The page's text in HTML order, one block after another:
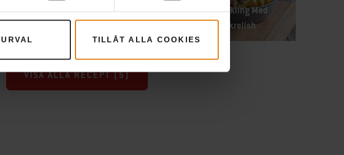
TILLÅT ALLA COOKIES
Wok med teriyakikyckling och
Flätad Sesamkyckling Med
Papaya- Och Gurkrelish
VISA ALLA RECEPT (5)